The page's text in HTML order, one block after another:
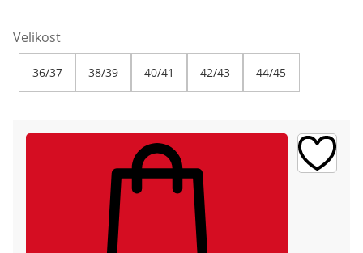
Velikost
36/37 38/39 40/41 42/43 44/45